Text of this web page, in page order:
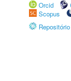
Orcid
Scopus